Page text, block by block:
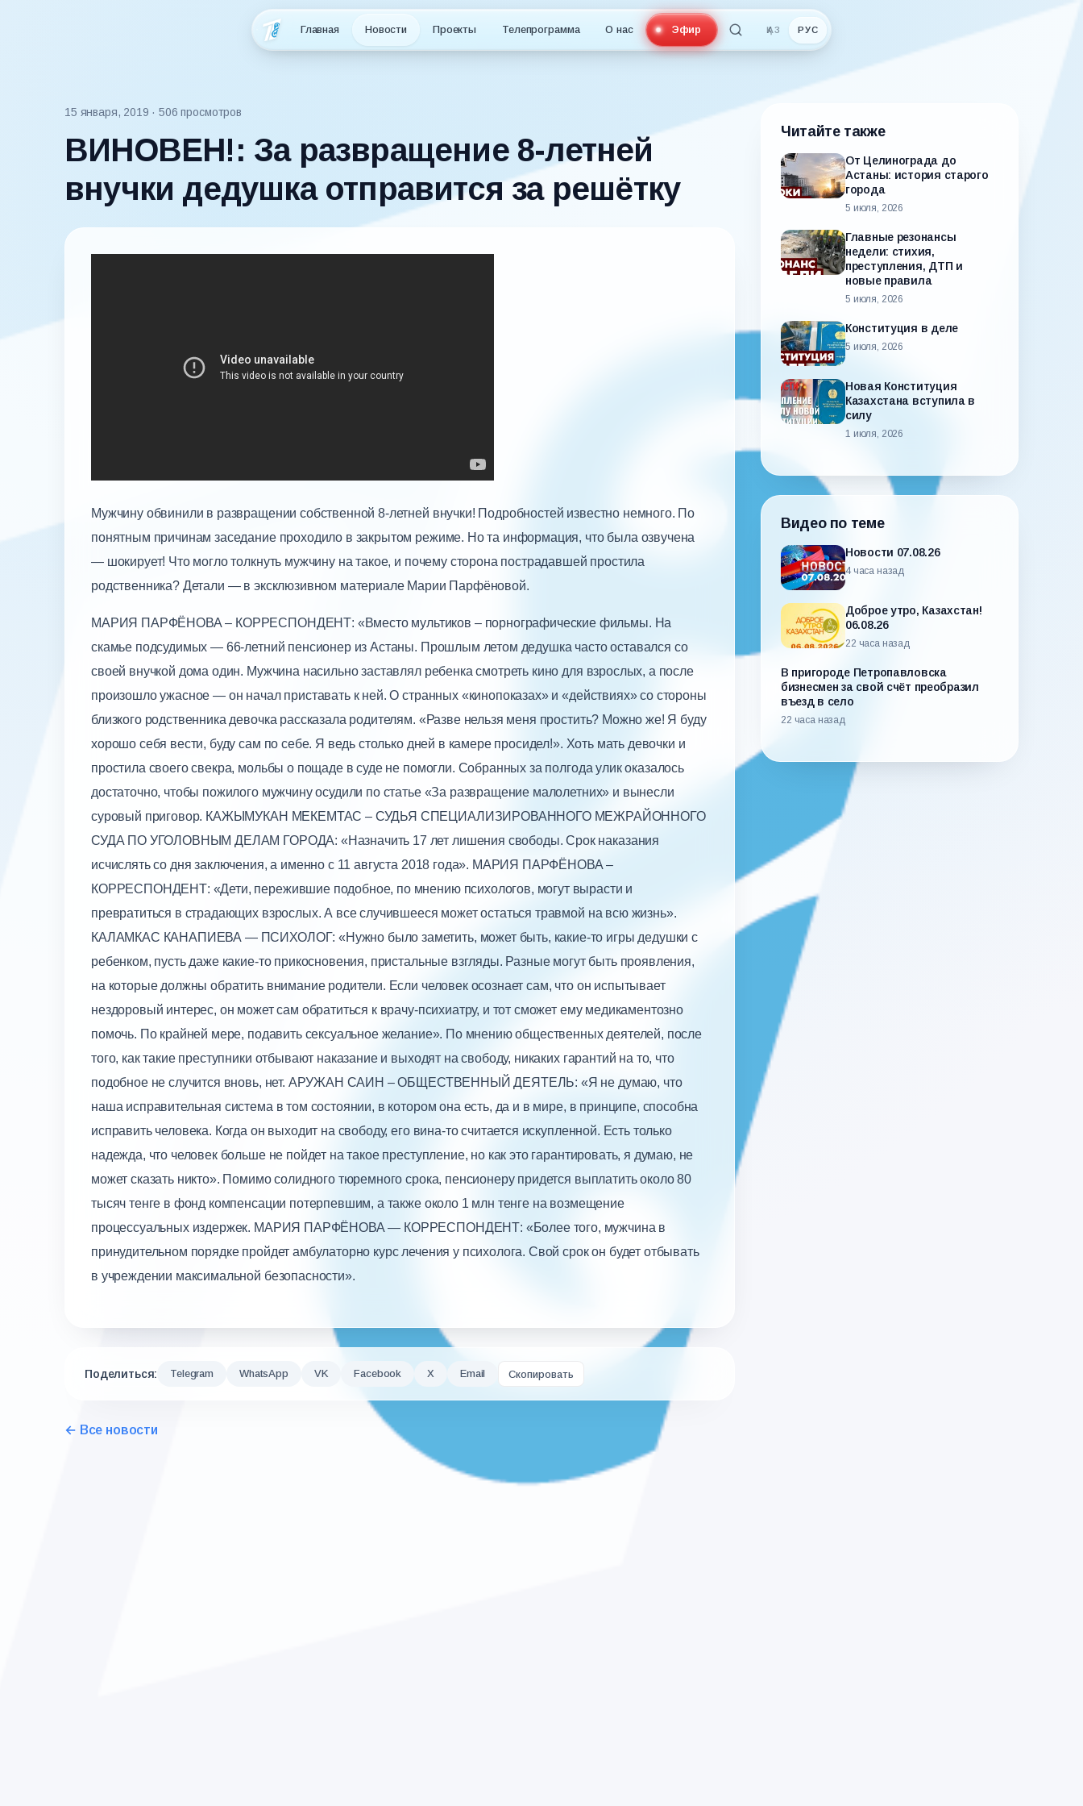
Главная Новости Проекты Телепрограмма О нас Эфир ҚАЗ РУС
15 января, 2019 · 506 просмотров
ВИНОВЕН!: За развращение 8-летней
внучки дедушка отправится за решётку
Мужчину обвинили в развращении собственной 8-летней внучки! Подробностей известно немного. По
понятным причинам заседание проходило в закрытом режиме. Но та информация, что была озвучена
— шокирует! Что могло толкнуть мужчину на такое, и почему сторона пострадавшей простила
родственника? Детали — в эксклюзивном материале Марии Парфёновой.
МАРИЯ ПАРФЁНОВА – КОРРЕСПОНДЕНТ: «Вместо мультиков – порнографические фильмы. На
скамье подсудимых — 66-летний пенсионер из Астаны. Прошлым летом дедушка часто оставался со
своей внучкой дома один. Мужчина насильно заставлял ребенка смотреть кино для взрослых, а после
произошло ужасное — он начал приставать к ней. О странных «кинопоказах» и «действиях» со стороны
близкого родственника девочка рассказала родителям. «Разве нельзя меня простить? Можно же! Я буду
хорошо себя вести, буду сам по себе. Я ведь столько дней в камере просидел!». Хоть мать девочки и
простила своего свекра, мольбы о пощаде в суде не помогли. Собранных за полгода улик оказалось
достаточно, чтобы пожилого мужчину осудили по статье «За развращение малолетних» и вынесли
суровый приговор. КАЖЫМУКАН МЕКЕМТАС – СУДЬЯ СПЕЦИАЛИЗИРОВАННОГО МЕЖРАЙОННОГО
СУДА ПО УГОЛОВНЫМ ДЕЛАМ ГОРОДА: «Назначить 17 лет лишения свободы. Срок наказания
исчислять со дня заключения, а именно с 11 августа 2018 года». МАРИЯ ПАРФЁНОВА –
КОРРЕСПОНДЕНТ: «Дети, пережившие подобное, по мнению психологов, могут вырасти и
превратиться в страдающих взрослых. А все случившееся может остаться травмой на всю жизнь».
КАЛАМКАС КАНАПИЕВА — ПСИХОЛОГ: «Нужно было заметить, может быть, какие-то игры дедушки с
ребенком, пусть даже какие-то прикосновения, пристальные взгляды. Разные могут быть проявления,
на которые должны обратить внимание родители. Если человек осознает сам, что он испытывает
нездоровый интерес, он может сам обратиться к врачу-психиатру, и тот сможет ему медикаментозно
помочь. По крайней мере, подавить сексуальное желание». По мнению общественных деятелей, после
того, как такие преступники отбывают наказание и выходят на свободу, никаких гарантий на то, что
подобное не случится вновь, нет. АРУЖАН САИН – ОБЩЕСТВЕННЫЙ ДЕЯТЕЛЬ: «Я не думаю, что
наша исправительная система в том состоянии, в котором она есть, да и в мире, в принципе, способна
исправить человека. Когда он выходит на свободу, его вина-то считается искупленной. Есть только
надежда, что человек больше не пойдет на такое преступление, но как это гарантировать, я думаю, не
может сказать никто». Помимо солидного тюремного срока, пенсионеру придется выплатить около 80
тысяч тенге в фонд компенсации потерпевшим, а также около 1 млн тенге на возмещение
процессуальных издержек. МАРИЯ ПАРФЁНОВА — КОРРЕСПОНДЕНТ: «Более того, мужчина в
принудительном порядке пройдет амбулаторно курс лечения у психолога. Свой срок он будет отбывать
в учреждении максимальной безопасности».
Поделиться: Telegram WhatsApp VK Facebook X Email Скопировать
← Все новости
Читайте также
От Целинограда до
Астаны: история старого
города
5 июля, 2026
Главные резонансы
недели: стихия,
преступления, ДТП и
новые правила
5 июля, 2026
Конституция в деле
5 июля, 2026
Новая Конституция
Казахстана вступила в
силу
1 июля, 2026
Видео по теме
Новости 07.08.26
4 часа назад
Доброе утро, Казахстан!
06.08.26
22 часа назад
В пригороде Петропавловска
бизнесмен за свой счёт преобразил
въезд в село
22 часа назад